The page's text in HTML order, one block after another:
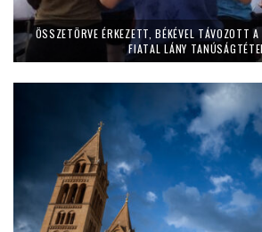
ÖSSZETÖRVE ÉRKEZETT, BÉKÉVEL TÁVOZOTT
FIATAL LÁNY